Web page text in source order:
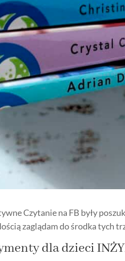
Czytanie na FB były
zaglądam do środka tych
dla dzieci